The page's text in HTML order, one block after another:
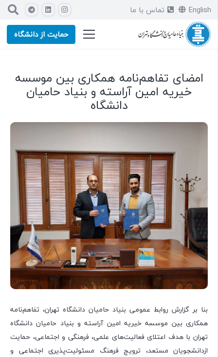
English
تماس با ما
حمایت از دانشگاه
امضای تفاهم‌نامه همکاری بین موسسه
خیریه امین آراسته و بنیاد حامیان
دانشگاه
بنا بر گزارش روابط عمومی بنیاد حامیان دانشگاه تهران، تفاهم‌نامه
همکاری بین موسسه خیریه امین آراسته و بنیاد حامیان دانشگاه
تهران با هدف اعتلای فعالیت‌های علمی، فرهنگی و اجتماعی، حمایت
ازدانشجویان مستعد، ترویج فرهنگ مسئولیت‌پذیری اجتماعی و